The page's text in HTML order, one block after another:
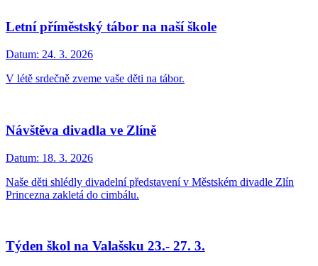
Letní příměstský tábor na naší škole
Datum: 24. 3. 2026
V létě srdečně zveme vaše děti na tábor.
Návštěva divadla ve Zlíně
Datum: 18. 3. 2026
Naše děti shlédly divadelní představení v Městském divadle Zlín
Princezna zakletá do cimbálu.
Týden škol na Valašsku 23.- 27. 3.